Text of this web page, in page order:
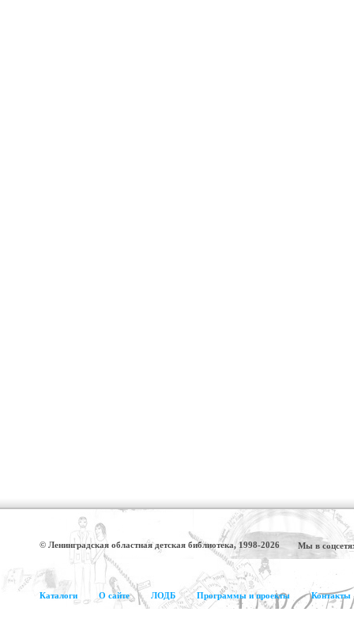
© Ленинградская областная детская библиотека, 1998-2026 Мы в
Каталоги О сайте ЛОДБ Программы и проекты Контакты